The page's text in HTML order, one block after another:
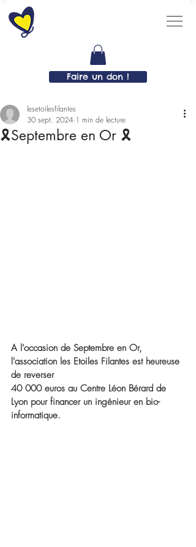
Faire un don !
🎗Septembre en Or 🎗
lesetoilesfilantes
30 sept. 2024 1 min de lecture
A l'occasion de Septembre en Or,
l'association les Etoiles Filantes est heureuse
de reverser
40 000 euros au Centre Léon Bérard de
Lyon pour financer un ingénieur en bio-
informatique.